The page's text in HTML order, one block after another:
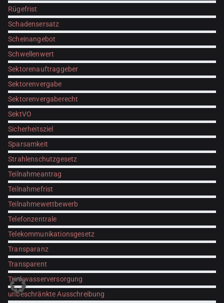
Rügefrist
Schadensersatz
Scheinangebot
Schwellenwert
Sektorenauftraggeber
Sektorenvergabe
Sektorenvergaberecht
SektVO
Sicherheitsziel
Sparsamkeit
Strahlenschutzgesetz
Teilnahmeantrag
Teilnahmefrist
Teilnahmewettbewerb
Telefonzentrale
Telekommunikationsgesetz
Transparanz
Transparent
Trinkwasserversorgung
unbeschränkte Ausschreibung